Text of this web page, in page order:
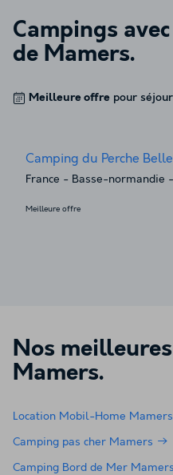
Campings
de Mamers.
Meilleure offre pour
Camping du Perche
France - Basse-normandie -
Meilleure offre
Nos
Mamers.
Location Mobil-Home Mamers
Camping pas cher Mamers
Camping Bord de Mer Mamers